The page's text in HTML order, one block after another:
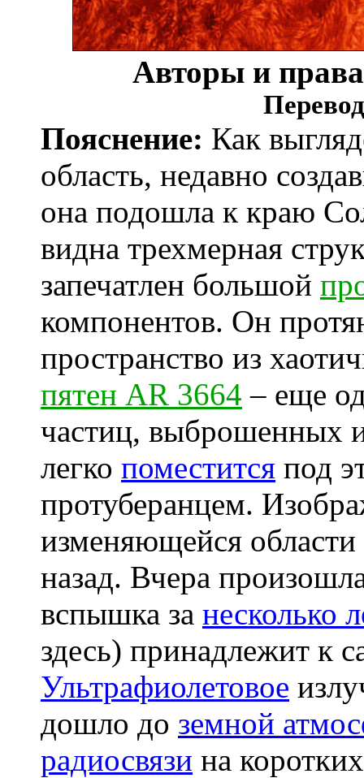
Авторы и
Пояснение: Как
область, недавно
она подошла к краю
видна трехмерная
запечатлен большой
компонентов. Он
пространство из
пятен AR 3664 – еще
частиц, выброшенных
легко поместится под
протуберанцем.
изменяющейся
назад. Вчера
вспышка за несколько
здесь) принадлежит к
Ультрафиолетовое
дошло до земной
радиосвязи на